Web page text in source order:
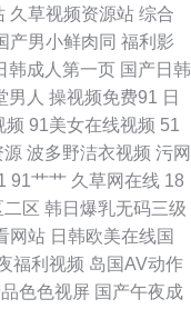
呦 久久伊人艹 91导航在
干成人在线综合网 亚洲影
精品 精品欧美内射 成人尤
线视频 久久午夜国产精
国产福利91精品 亚洲成av
美人与兽另类 91视频国在
久草视频资源站 综合
产男小鲜肉同 福利影
韩成人第一页 国产日韩
男人 操视频免费91 日
频 91美女在线视频 51
源 波多野洁衣视频 污网
91艹艹 久草网在线 18
二区 韩日爆乳无码三级
网站 日韩欧美在线国
福利视频 岛国AV动作
色色视屏 国产午夜成